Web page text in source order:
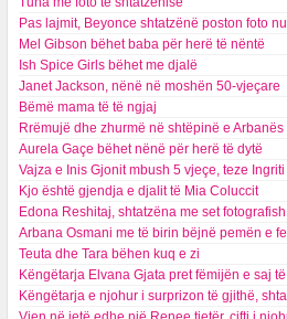
Pas lajmit, Beyonce shtatzënë poston foto
Mel Gibson bëhet baba për herë të nëntë
Ish Spice Girls bëhet me djalë
Janet Jackson, nënë në moshën 50-vjeçare
Bëmë mama të të ngjaj
Rrëmujë dhe zhurmë në shtëpinë e Arbanës
Aurela Gaçe bëhet nënë për herë të dytë
Vajza e Inis Gjonit mbush 5 vjeçe, teze
Kjo është gjendja e djalit të Mia Coluccit
Edona Reshitaj, shtatzëna me set
Arbana Osmani me të birin bëjnë pemën e
Teuta dhe Tara bëhen kuq e zi
Këngëtarja Elvana Gjata pret fëmijën e saj
Këngëtarja e njohur i surprizon të gjithë,